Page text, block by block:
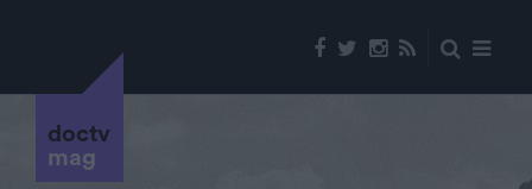
doctv
mag